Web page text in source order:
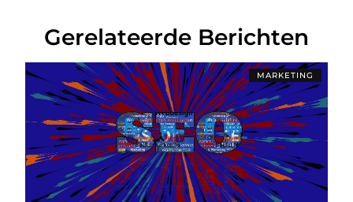
Gerelateerde Berichten
MARKETING